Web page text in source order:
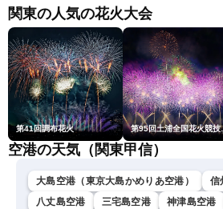
LiVE〉
関東の人気の花火大会
第41回調布花火 第95
空港の天気（関東甲信）
大島空港（東京大島かめりあ空港）
信
八丈島空港
三宅島空港 神津島空港